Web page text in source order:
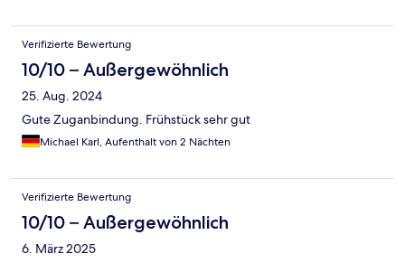
Verifizierte Bewertung
10/10 – Außergewöhnlich
25. Aug. 2024
Gute Zuganbindung. Frühstück sehr gut
Michael Karl, Aufenthalt von 2 Nächten
Verifizierte Bewertung
10/10 – Außergewöhnlich
6. März 2025